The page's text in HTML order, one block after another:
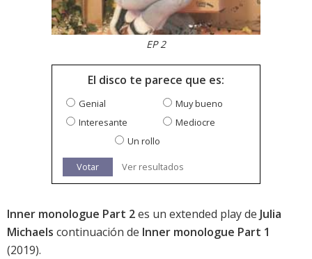
EP 2
El disco te parece que es:
Genial
Muy bueno
Interesante
Mediocre
Un rollo
Votar Ver resultados
Inner monologue Part 2es un extended play de Julia
Michaels continuación de Inner monologue Part 1
(2019).